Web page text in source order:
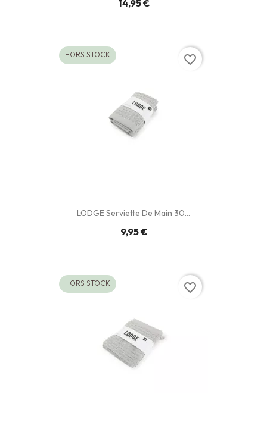
14,95 €
LODGE Serviette De Main 30...
9,95 €
HORS STOCK favorite_border
HORS STOCK favorite_border